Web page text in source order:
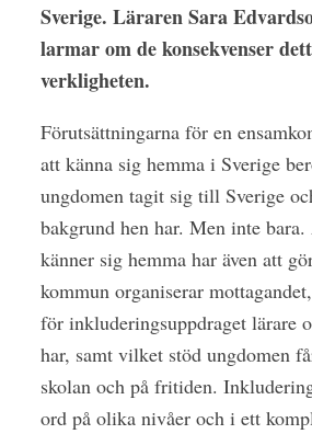
Sverige. Läraren Sara
larmar om de konsekvenser
verkligheten.
Förutsättningarna för en
att känna sig hemma i Sverige
ungdomen tagit sig till Sverige
bakgrund hen har. Men inte
känner sig hemma har även att
kommun organiserar
för inkluderingsuppdraget lärare
har, samt vilket stöd ungdomen
skolan och på fritiden.
ord på olika nivåer och i ett